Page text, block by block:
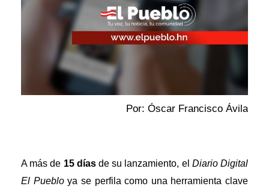
Por: Óscar Francisco Ávila
A más de 15 díasde su lanzamiento, el Diario Digital
El Puebloya se perfila como una herramienta clave